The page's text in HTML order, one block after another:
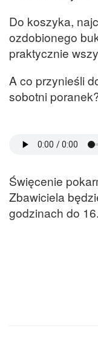
Do koszyka,
ozdobionego
praktycznie
A co przynieśli
sobotni
Święcenie
Zbawiciela
godzinach do